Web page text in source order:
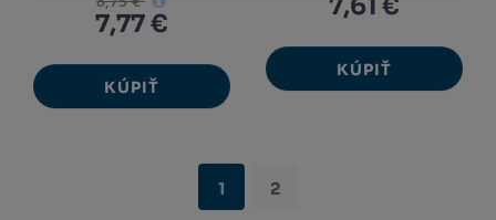
7,77 €
KÚPIŤ
KÚPIŤ
1 2